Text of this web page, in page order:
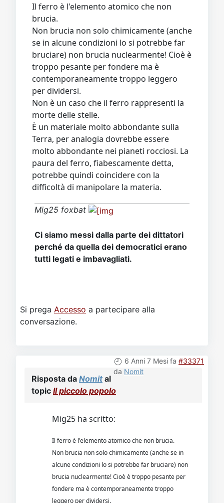
Il ferro è l'elemento atomico che non
brucia.
Non brucia non solo chimicamente (anche
se in alcune condizioni lo si potrebbe far
bruciare) non brucia nuclearmente! Cioè è
troppo pesante per fondere ma è
contemporaneamente troppo leggero
per dividersi.
Non è un caso che il ferro rappresenti la
morte delle stelle.
È un materiale molto abbondante sulla
Terra, per analogia dovrebbe essere
molto abbondante nei pianeti rocciosi. La
paura del ferro, fiabescamente detta,
potrebbe quindi coincidere con la
difficoltà di manipolare la materia.
Mig25 foxbat
Ci siamo messi dalla parte dei dittatori
perché da quella dei democratici erano
tutti legati e imbavagliati.
Si prega Accesso a partecipare alla
conversazione.
6 Anni 7 Mesi fa #33371
da Nomit
Risposta da Nomital
topic Il piccolo popolo
Mig25 ha scritto:
Il ferro è l'elemento atomico che non brucia.
Non brucia non solo chimicamente (anche se in
alcune condizioni lo si potrebbe far bruciare) non
brucia nuclearmente! Cioè è troppo pesante per
fondere ma è contemporaneamente troppo
leggero per dividersi.